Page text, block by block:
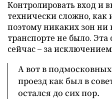
Контролировать вход и
технически сложно, как
поэтому никаких зон
транспорте не было. Эта
сейчас – за
А вот в
проезд как был в
остался до сих пор.